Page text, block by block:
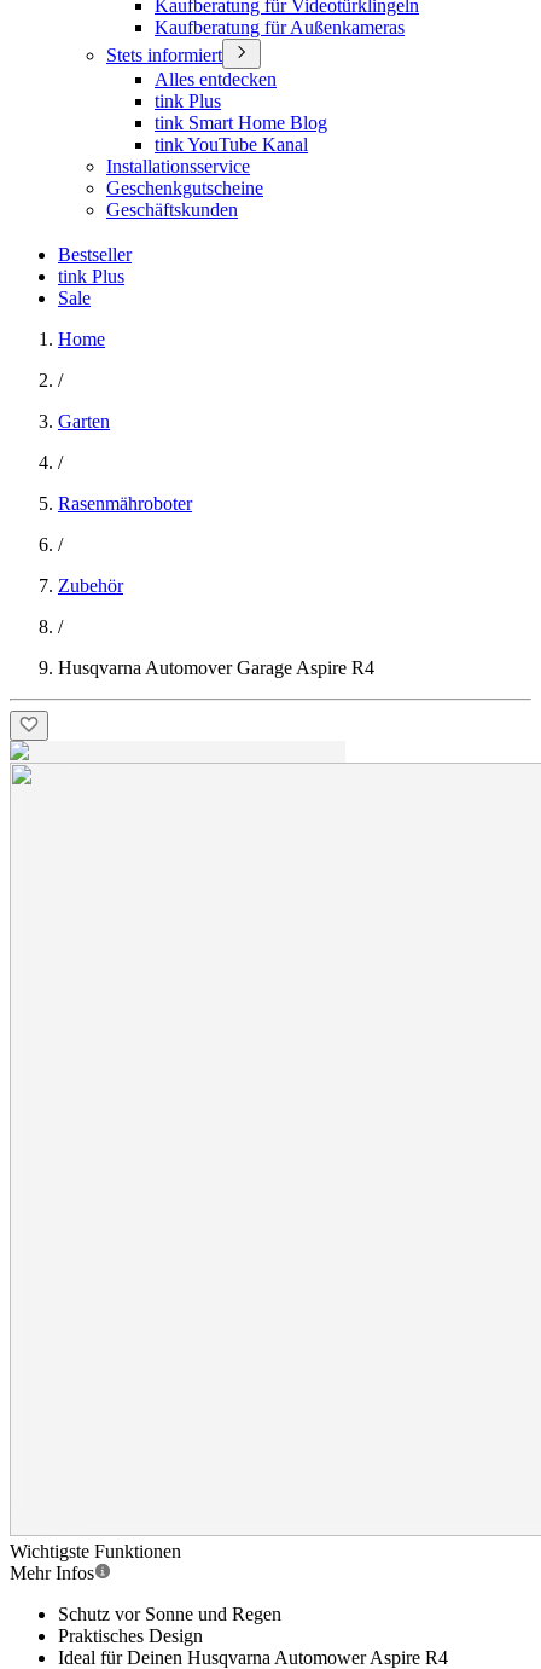
Kaufberatung für Videotürklingeln
Kaufberatung für Außenkameras
Stets informiert
Alles entdecken
tink Plus
tink Smart Home Blog
tink YouTube Kanal
Installationsservice
Geschenkgutscheine
Geschäftskunden
Bestseller
tink Plus
Sale
Home
/
Garten
/
Rasenmähroboter
/
Zubehör
/
Husqvarna Automover Garage Aspire R4
Wichtigste Funktionen
Mehr Infos
Schutz vor Sonne und Regen
Praktisches Design
Ideal für Deinen Husqvarna Automower Aspire R4